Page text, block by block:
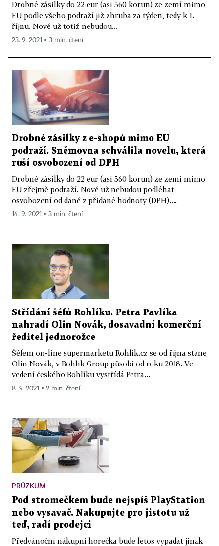
Drobné zásilky do 22 eur (asi 560 korun) ze zemí mimo
EU podle všeho podraží již zhruba za týden, tedy k 1.
říjnu. Nově už totiž nebudou...
23. 9. 2021 ▪ 3 min. čtení
Drobné zásilky z e-shopů mimo EU
podraží. Sněmovna schválila novelu, která
ruší osvobození od DPH
Drobné zásilky do 22 eur (asi 560 korun) ze zemí mimo
EU zřejmě podraží. Nově už nebudou podléhat
osvobození od daně z přidané hodnoty (DPH)....
14. 9. 2021 ▪ 3 min. čtení
Střídání šéfů Rohlíku. Petra Pavlíka
nahradí Olin Novák, dosavadní komerční
ředitel jednorožce
Šéfem on-line supermarketu Rohlík.cz se od října stane
Olin Novák, v Rohlik Group působí od roku 2018. Ve
vedení českého Rohlíku vystřídá Petra...
8. 9. 2021 ▪ 2 min. čtení
PRŮZKUM
Pod stromečkem bude nejspíš PlayStation
nebo vysavač. Nakupujte pro jistotu už
teď, radí prodejci
Předvánoční nákupní horečka bude letos vypadat jinak